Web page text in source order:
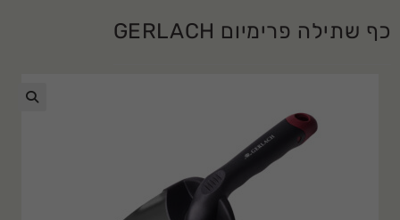
כף שתילה פרימיום GERLACH